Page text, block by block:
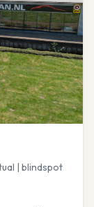
| blindspot